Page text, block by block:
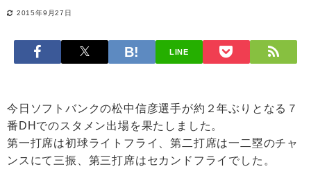
2015年9月27日
LINE
今日ソフトバンクの松中信彦選手が約２年ぶりとなる７
番DHでのスタメン出場を果たしました。
第一打席は初球ライトフライ、第二打席は一二塁のチャ
ンスにて三振、第三打席はセカンドフライでした。